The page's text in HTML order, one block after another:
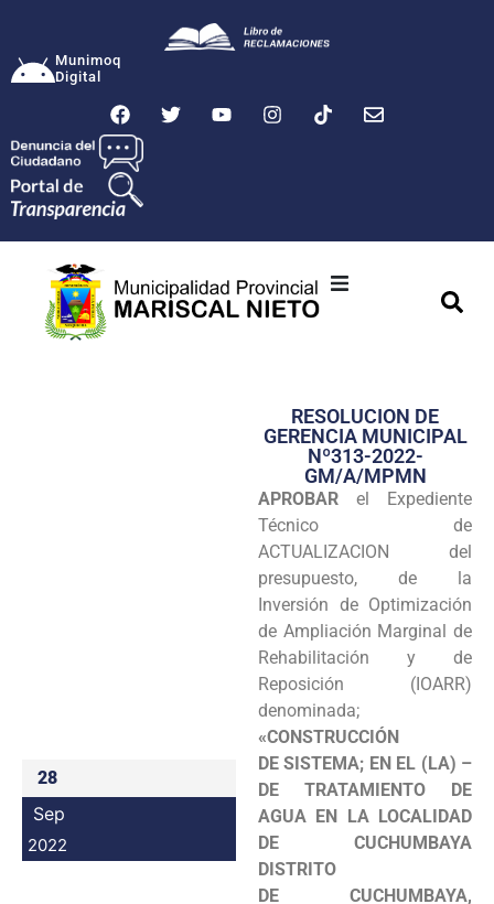
Munimoq
Digital
Transparencia
Seguridad
Intranet
28
Sep
2022
RESOLUCION DE
GERENCIA MUNICIPAL
Nº313-2022-
GM/A/MPMN
APROBAR el Expediente
Técnico de
ACTUALIZACION del
presupuesto, de la
Inversión de Optimización
de Ampliación Marginal de
Rehabilitación y de
Reposición (IOARR)
denominada;
«CONSTRUCCIÓN
DE SISTEMA; EN EL (LA) –
DE TRATAMIENTO DE
AGUA EN LA LOCALIDAD
DE CUCHUMBAYA
DISTRITO
DE CUCHUMBAYA,